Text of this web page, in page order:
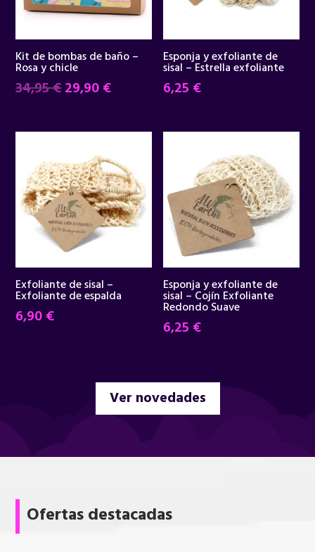
Kit de bombas de baño –
Rosa y chicle
34,95€El
34,95 €.
29,90€El
29,90 €.
Esponja y exfoliante de
sisal – Estrella exfoliante
6,25 €
Exfoliante de sisal –
Exfoliante de espalda
6,90€
Esponja y exfoliante de
sisal – Cojín Exfoliante
Redondo Suave
6,25 €
Ver novedades
Ofertas destacadas